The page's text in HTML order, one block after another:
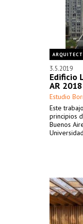
3.5.2019
Edificio
AR 2018
Estudio
Este
principios
Buenos